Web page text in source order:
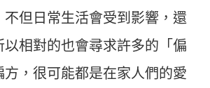
但日常生活會受到影響，還
以相對的也會尋求許多的「偏
方，很可能都是在家人們的愛